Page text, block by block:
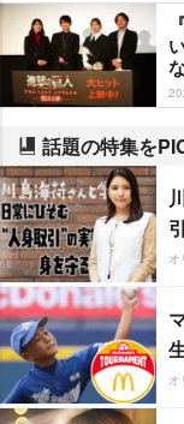
話題の特集を
オ
オ